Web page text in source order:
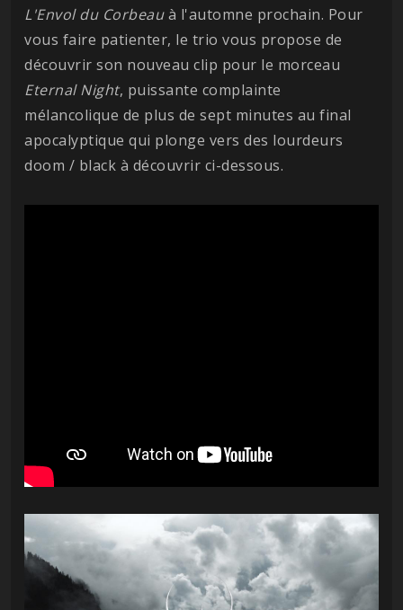
L'Envol du Corbeauà l'automne prochain. Pour
vous faire patienter, le trio vous propose de
découvrir son nouveau clip pour le morceau
Eternal Night, puissante complainte
mélancolique de plus de sept minutes au final
apocalyptique qui plonge vers des lourdeurs
doom / black à découvrir ci-dessous.